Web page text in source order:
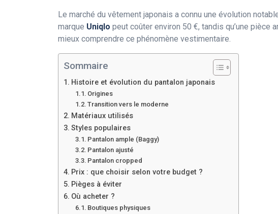
Le marché du vêtement japonais a connu une évolution
marque Uniqlo peut coûter environ 50 €, tandis qu’une pièce
mieux comprendre ce phénomène vestimentaire.
Sommaire
Histoire et évolution du pantalon japonais
Origines
Transition vers le moderne
Matériaux utilisés
Styles populaires
Pantalon ample (Baggy)
Pantalon ajusté
Pantalon cropped
Prix : que choisir selon votre budget ?
Pièges à éviter
Où acheter ?
Boutiques physiques